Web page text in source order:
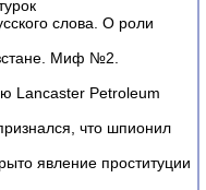
слова. О роли
Миф №2.
Lancaster Petroleum
что шпионил
явление проституции